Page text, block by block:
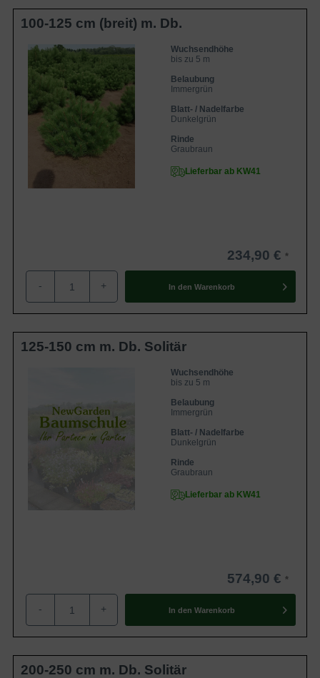
100-125 cm (breit) m. Db.
Wuchsendhöhe
bis zu 5 m
Belaubung
Immergrün
Blatt- / Nadelfarbe
Dunkelgrün
Rinde
Graubraun
Lieferbar ab KW41
234,90 €
- + In den Warenkorb
125-150 cm m. Db. Solitär
Wuchsendhöhe
bis zu 5 m
Belaubung
Immergrün
Blatt- / Nadelfarbe
Dunkelgrün
Rinde
Graubraun
Lieferbar ab KW41
574,90 €
- + In den Warenkorb
200-250 cm m. Db. Solitär